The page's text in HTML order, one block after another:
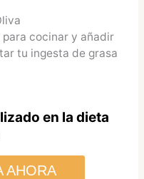
cocinar y añadir
tu ingesta de grasa
en la dieta
AHORA